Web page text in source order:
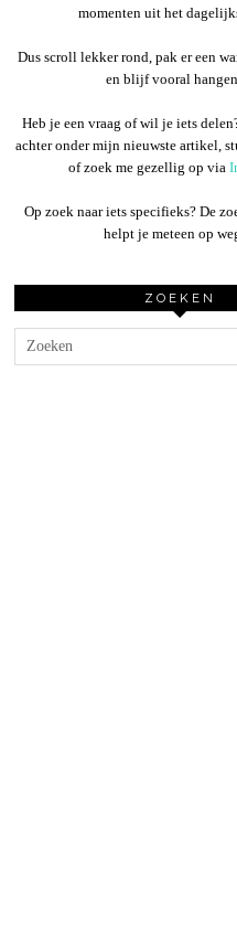
momenten uit het
Dus scroll lekker rond, pak er een
en blijf vooral
Heb je een vraag of wil je iets
achter onder mijn nieuwste artikel,
of zoek me gezellig op via
Op zoek naar iets specifieks? De
helpt je meteen op
ZOEKEN